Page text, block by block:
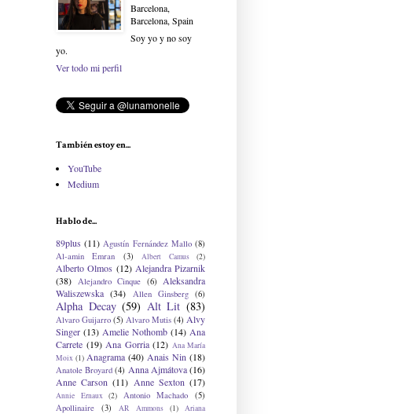
Barcelona,
Barcelona, Spain
Soy yo y no soy
yo.
Ver todo mi perfil
También estoy en...
YouTube
Medium
Hablo de...
89plus (11) Agustín Fernández Mallo (8)
Al-amin Emran
(3) Albert Camus (2)
Alberto Olmos (12) Alejandra Pizarnik
(38)
Alejandro Cinque (6)
Aleksandra
Waliszewska (34) Allen Ginsberg (6)
Alpha Decay (59) Alt Lit (83)
Alvaro Guijarro (5) Alvaro Mutis (4) Alvy
Singer (13) Amelie Nothomb (14) Ana
Carrete (19) Ana Gorria (12) Ana María
Moix (1) Anagrama (40) Anais Nin (18)
Anatole Broyard (4) Anna Ajmátova (16)
Anne Carson (11) Anne Sexton (17)
Annie Ernaux (2) Antonio Machado
(5)
Apollinaire
(3) AR Ammons (1)
Ariana